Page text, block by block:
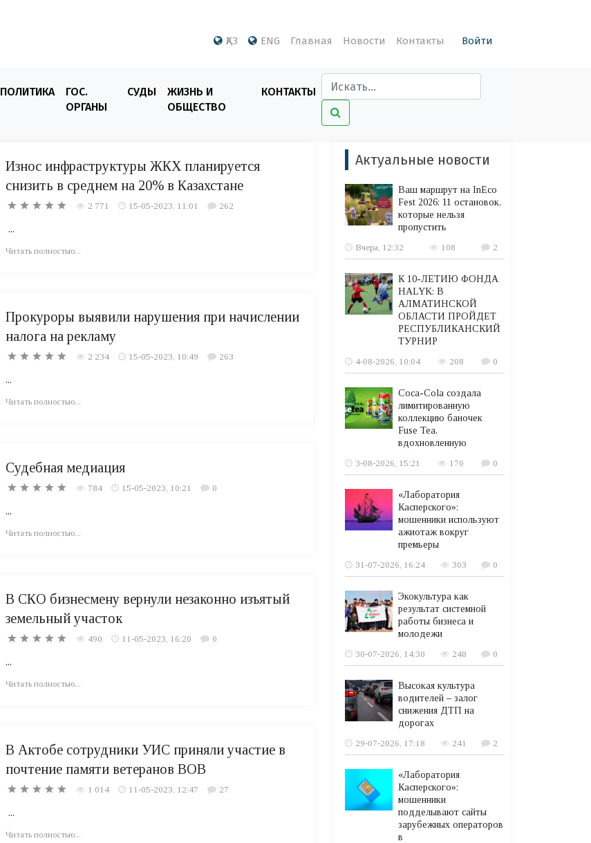
ҚАЗ ENG Главная Новости Контакты Войти
ПОЛИТИКА
ГОС.
ОРГАНЫ
СУДЫ
ЖИЗНЬ И
ОБЩЕСТВО
КОНТАКТЫ
Износ инфраструктуры ЖКХ планируется
снизить в среднем на 20% в Казахстане
2 771 15-05-2023, 11:01 262
...
Читать полностью...
Прокуроры выявили нарушения при начислении
налога на рекламу
2 234 15-05-2023, 10:49 263
...
Читать полностью...
Судебная медиация
784 15-05-2023, 10:21 0
...
Читать полностью...
В СКО бизнесмену вернули незаконно изъятый
земельный участок
490 11-05-2023, 16:20 0
...
Читать полностью...
В Актобе сотрудники УИС приняли участие в
почтение памяти ветеранов ВОВ
1 014 11-05-2023, 12:47 27
...
Читать полностью...
Актуальные новости
Ваш маршрут на InEco
Fest 2026: 11 остановок,
которые нельзя
пропустить
Вчера, 12:32
108 2
К 10-ЛЕТИЮ ФОНДА
HALYK: В
АЛМАТИНСКОЙ
ОБЛАСТИ ПРОЙДЕТ
РЕСПУБЛИКАНСКИЙ
ТУРНИР
4-08-2026, 10:04
208 0
Coca-Cola создала
лимитированную
коллекцию баночек
Fuse Tea,
вдохновленную
3-08-2026, 15:21
170 0
«Лаборатория
Касперского»:
мошенники используют
ажиотаж вокруг
премьеры
31-07-2026, 16:24
303 0
Экокультура как
результат системной
работы бизнеса и
молодежи
30-07-2026, 14:30
248 0
Высокая культура
водителей – залог
снижения ДТП на
дорогах
29-07-2026, 17:18
241 2
«Лаборатория
Касперского»:
мошенники
подделывают сайты
зарубежных операторов
в